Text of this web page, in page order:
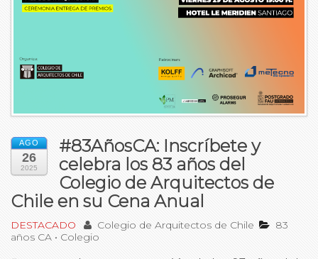
Medios
Buscar:
AGO
26
2025
#83AñosCA: Inscríbete y
celebra los 83 años del
Colegio de Arquitectos de
Chile en su Cena Anual
DESTACADO Colegio de Arquitectos de Chile
83
años CA • Colegio